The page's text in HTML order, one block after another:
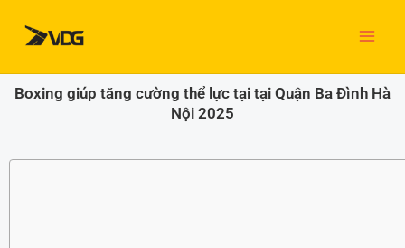
dung
Boxing giúp tăng cường thể lực tại tại Quận Ba Đình Hà
Nội 2025